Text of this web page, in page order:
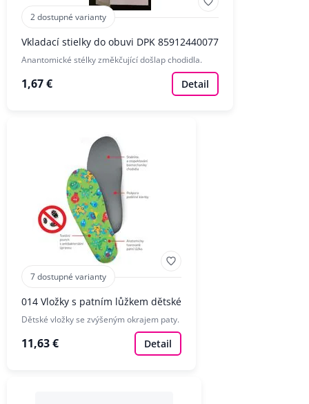
2 dostupné varianty
Vkladací stielky do obuvi DPK 85912440077
Anantomické stélky změkčující došlap chodidla.
1,67 € Detail
7 dostupné varianty
014 Vložky s patním lůžkem dětské
Dětské vložky se zvýšeným okrajem paty.
11,63 € Detail